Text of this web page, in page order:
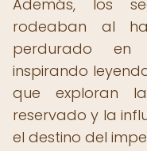
Además, los
rodeaban al
perdurado en
inspirando
que exploran
reservado y la
el destino del